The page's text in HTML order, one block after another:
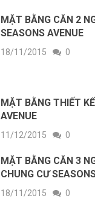
MẶT BẰNG CĂN 2
SEASONS AVENUE
18/11/2015 0
MẶT BẰNG THIẾT
AVENUE
11/12/2015 0
MẶT BẰNG CĂN 3
CHUNG CƯ
18/11/2015 0